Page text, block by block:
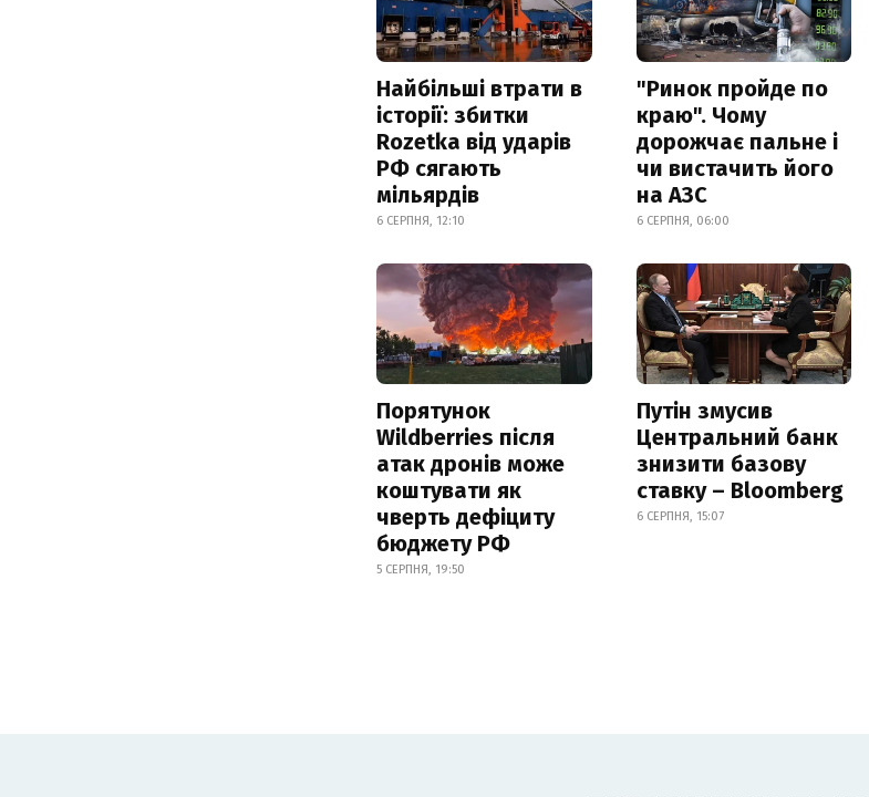
Найбільші втрати в
історії: збитки
Rozetka від ударів
РФ сягають
мільярдів
6 СЕРПНЯ, 12:10
"Ринок пройде по
краю". Чому
дорожчає пальне і
чи вистачить його
на АЗС
6 СЕРПНЯ, 06:00
Порятунок
Wildberries після
атак дронів може
коштувати як
чверть дефіциту
бюджету РФ
5 СЕРПНЯ, 19:50
Путін змусив
Центральний банк
знизити базову
ставку – Bloomberg
6 СЕРПНЯ, 15:07